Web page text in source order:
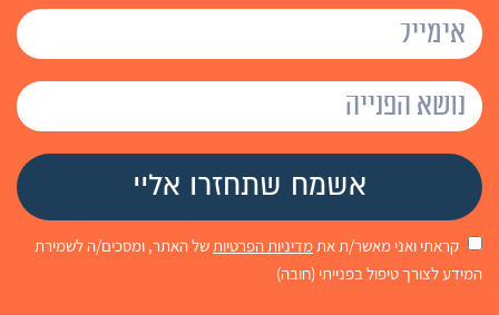
קראתי ואני מאשר/ת אתמדיניות הפרטיותשל האתר, ומסכים/ה לשמירת
המידע לצורך טיפול בפנייתי (חובה)